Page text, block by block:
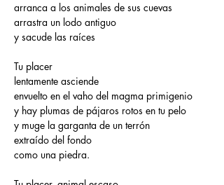
arranca a los animales de sus cuevas
arrastra un lodo antiguo
y sacude las raíces
Tu placer
lentamente asciende
envuelto en el vaho del magma primigenio
y hay plumas de pájaros rotos en tu pelo
y muge la garganta de un terrón
extraído del fondo
como una piedra.